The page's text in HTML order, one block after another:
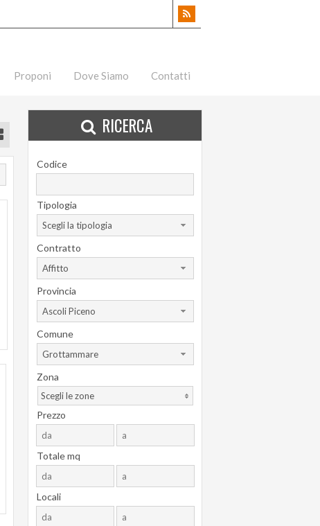
Proponi Dove Siamo Contatti
RICERCA
Codice
Tipologia
Scegli la tipologia
Contratto
Affitto
Provincia
Ascoli Piceno
Comune
Grottammare
Zona
Scegli le zone
Prezzo
Totale mq
Locali